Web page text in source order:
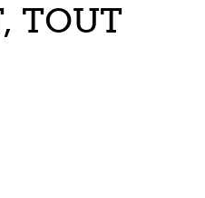
TOUT